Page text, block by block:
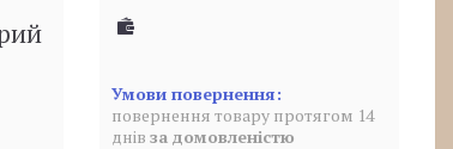
повернення товару протягом 14
днів за домовленістю